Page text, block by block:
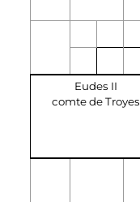
Eudes II
comte de Troyes